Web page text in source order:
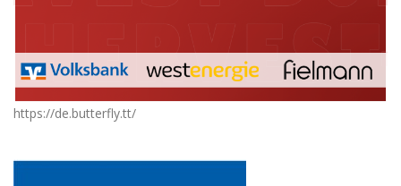
https://de.butterfly.tt/